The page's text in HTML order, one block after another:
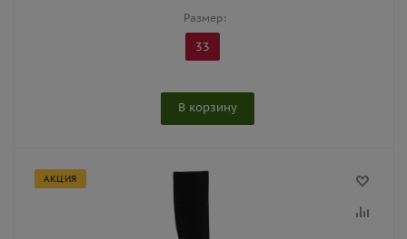
Размер:
33
В корзину
АКЦИЯ